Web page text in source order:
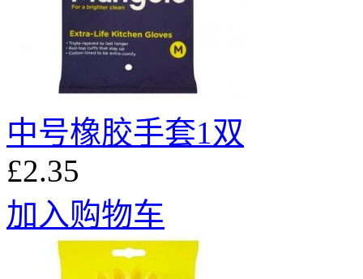
中号橡胶手套1双
£2.35
加入购物车